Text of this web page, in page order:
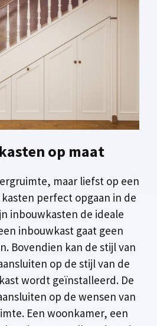
op maat
maar liefst op een
perfect opgaan in de
inbouwkasten de ideale
inbouwkast gaat geen
Bovendien kan de stijl van
op de stijl van de
wordt geïnstalleerd. De
op de wensen van
Een woonkamer, een